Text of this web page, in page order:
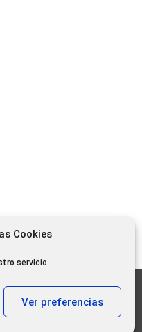
Cookies
servicio.
Ver preferencias